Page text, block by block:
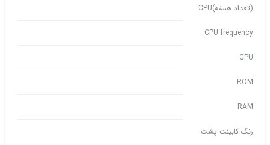
(تعداد هسته)CPU
CPU frequency
GPU
ROM
RAM
رنگ کابینت پشت